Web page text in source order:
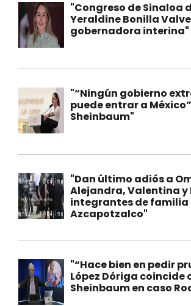
"Congreso de Sinaloa
Yeraldine Bonilla
gobernadora interina"
"“Ningún gobierno
puede entrar a
Sheinbaum"
"Dan último adiós a
Alejandra, Valentina y
integrantes de familia
Azcapotzalco"
"“Hace bien en pedir
López Dóriga coincide
Sheinbaum en caso